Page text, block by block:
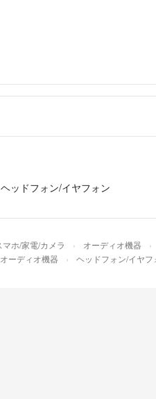
ヘッドフォン/イヤフォン
マホ/家電/カメラ オーディオ機器
オーディオ機器 ヘッドフォン/イヤフ